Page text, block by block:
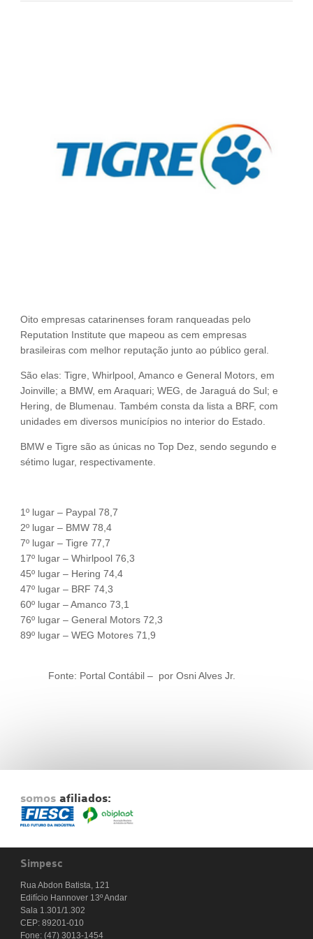
Oito empresas catarinenses foram ranqueadas pelo
Reputation Institute que mapeou as cem empresas
brasileiras com melhor reputação junto ao público geral.
São elas: Tigre, Whirlpool, Amanco e General Motors, em
Joinville; a BMW, em Araquari; WEG, de Jaraguá do Sul; e
Hering, de Blumenau. Também consta da lista a BRF, com
unidades em diversos municípios no interior do Estado.
BMW e Tigre são as únicas no Top Dez, sendo segundo e
sétimo lugar, respectivamente.
1º lugar – Paypal 78,7
2º lugar – BMW 78,4
7º lugar – Tigre 77,7
17º lugar – Whirlpool 76,3
45º lugar – Hering 74,4
47º lugar – BRF 74,3
60º lugar – Amanco 73,1
76º lugar – General Motors 72,3
89º lugar – WEG Motores 71,9
Fonte: Portal Contábil – por Osni Alves Jr.
somos afiliados:
Simpesc
Rua Abdon Batista, 121
Edifício Hannover 13º Andar
Sala 1.301/1.302
CEP: 89201-010
Fone: (47) 3013-1454